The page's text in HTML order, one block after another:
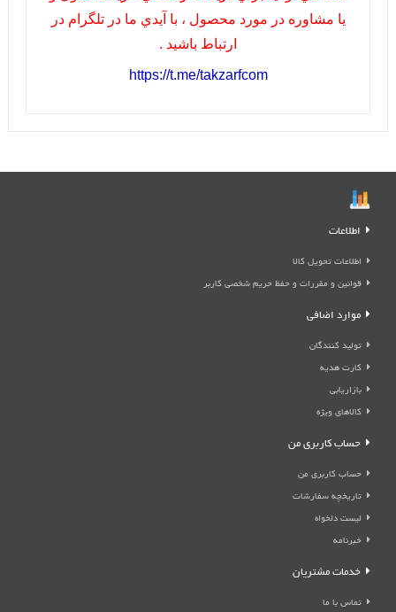
يا مشاوره در مورد محصول ، با آيدي ما در تلگرام در
ارتباط باشيد .
https://t.me/takzarfcom
اطلاعات
اطلاعات تحویل کالا
قوانین و مقررات و حفظ حریم شخصی کاربر
موارد اضافی
تولید کنندگان
کارت هدیه
بازاریابی
کالاهای ویژه
حساب کاربری من
حساب کاربری من
تاریخچه سفارشات
لیست دلخواه
خبرنامه
خدمات مشتریان
تماس با ما